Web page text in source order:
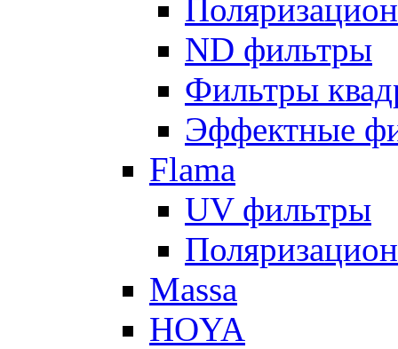
ND фильтры
Фильтры
Эффектные
Flama
UV фильтры
Massa
HOYA